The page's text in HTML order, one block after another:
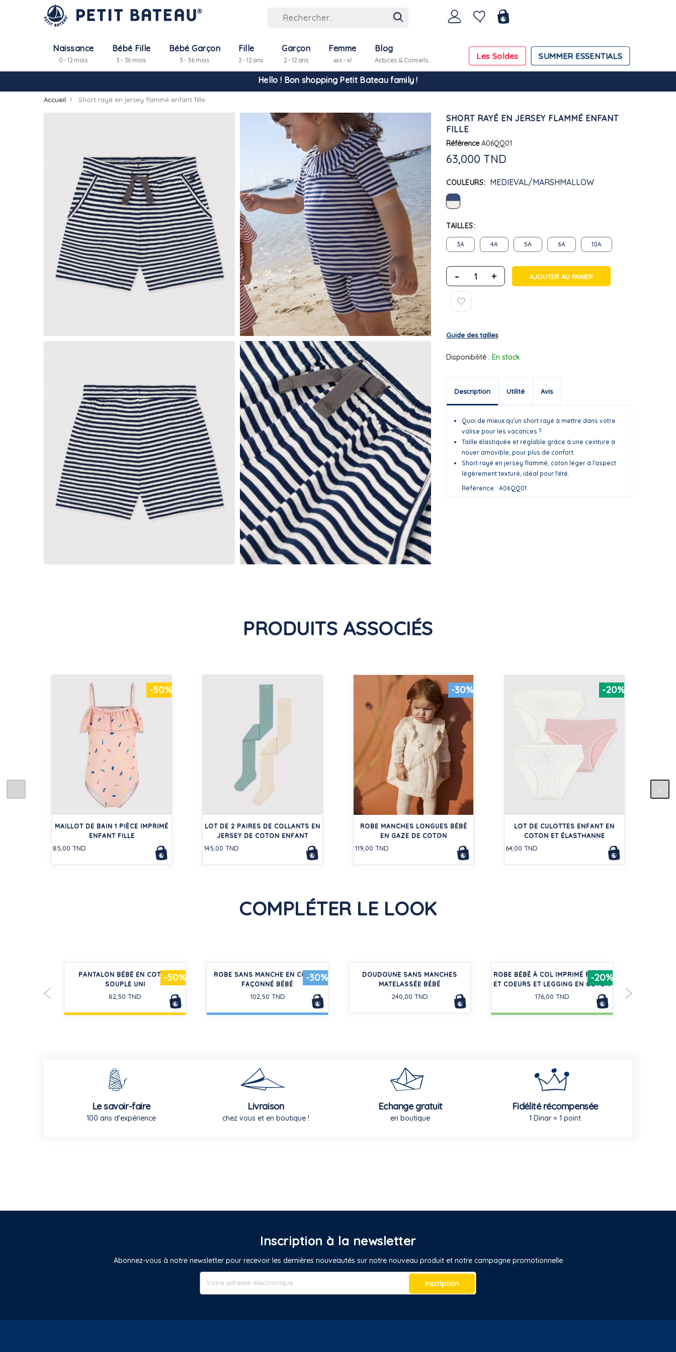
Naissance
0 - 12 mois
Bébé Fille
3 - 36 mois
Bébé Garçon
3 - 36 mois
Fille
2 - 12 ans
Garçon
2 - 12 ans
Femme
xxs - xl SUMMER ESSENTIALS
Les Soldes
Blog
Astuces & Conseils...
Hello ! Bon shopping Petit Bateau family !
La livraison est assurée partout en Tunisie !
-10% pour tout paiement par carte bancaire (hors promo)
Accueil Short rayé en jersey flammé enfant fille
SHORT RAYÉ EN JERSEY FLAMMÉ ENFANT
FILLE
Référence A06QQ01
63,000 TND
COULEURS MEDIEVAL/MARSHMALLOW
TAILLES
3A 4A 5A 6A 10A
- + AJOUTER AU PANIER
Guide des tailles
Disponibilité : En stock
Description Utilité Avis
Quoi de mieux qu'un short rayé à mettre dans votre
valise pour les vacances ?
Taille élastiquée et réglable grâce à une ceinture à
nouer amovible, pour plus de confort.
Short rayé en jersey flammé, coton léger à l'aspect
légèrement texturé, idéal pour l'été.
Référence
A06QQ01
PRODUITS ASSOCIÉS
-50%
MAILLOT DE BAIN 1 PIÈCE IMPRIMÉ
ENFANT FILLE
85,00 TND
LOT DE 2 PAIRES DE COLLANTS EN
JERSEY DE COTON ENFANT
145,00 TND
-30%
ROBE MANCHES LONGUES BÉBÉ
EN GAZE DE COTON
119,00 TND
-20%
LOT DE CULOTTES ENFANT EN
COTON ET ÉLASTHANNE
64,00 TND
COMPLÉTER LE LOOK
-50%
PANTALON BÉBÉ EN COTON
SOUPLE UNI
82,50 TND
-30%
ROBE SANS MANCHE EN COTON
FAÇONNÉ BÉBÉ
102,50 TND
DOUDOUNE SANS MANCHES
MATELASSÉE BÉBÉ
240,00 TND
-20%
ROBE BÉBÉ À COL IMPRIMÉ FLEURS
ET COEURS ET LEGGING EN COTON
176,00 TND
Le savoir-faire
100 ans d'expérience
Livraison
chez vous et en boutique !
Echange gratuit
en boutique
Fidélité récompensée
1 Dinar = 1 point
Inscription à la newsletter
Abonnez-vous à notre newsletter pour recevoir les dernières nouveautés sur notre nouveau produit et notre campagne promotionnelle
Inscription